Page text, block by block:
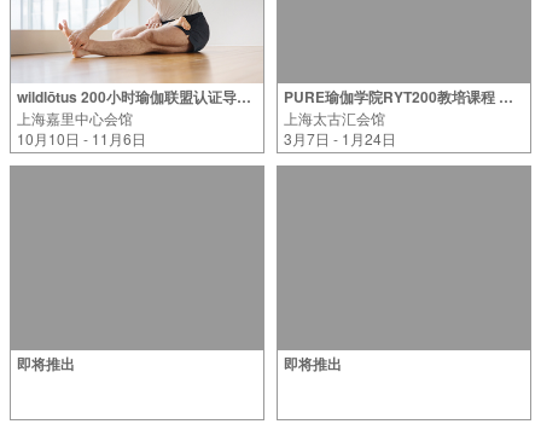
wildlōtus 200小时瑜伽联盟认证导师课程 -上海站 2026年
上海嘉里中心会馆
10月10日 - 11月6日
PURE瑜伽学院RYT200教培课程 上海站（2026年）
上海太古汇会馆
3月7日 - 1月24日
即将推出 即将推出